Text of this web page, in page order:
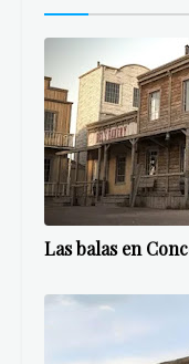
Las balas en